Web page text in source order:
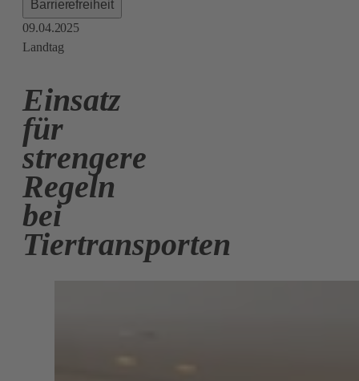
Barrierefreiheit
09.04.2025
Landtag
Einsatz
für
strengere
Regeln
bei
Tiertransporten